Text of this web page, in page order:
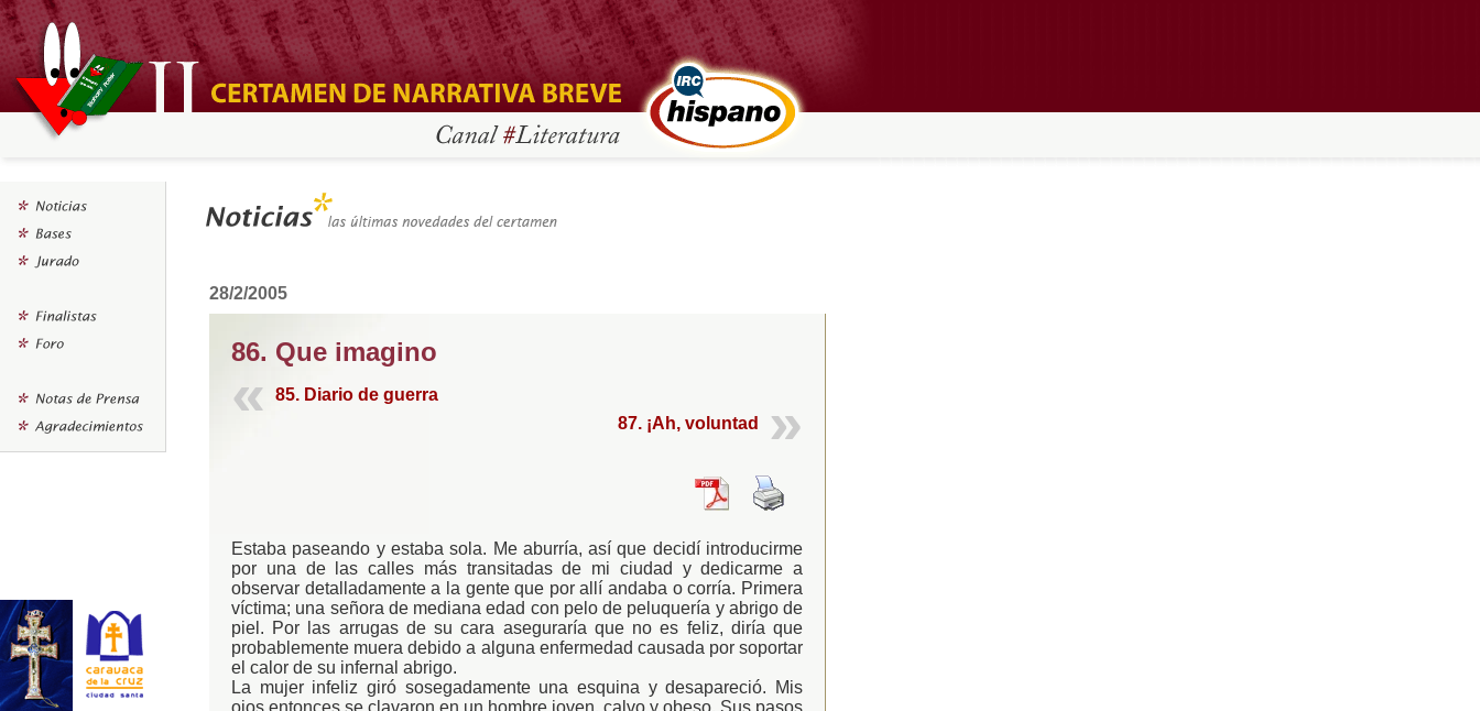
28/2/2005
86. Que imagino
85. Diario de guerra
87. ¡Ah, voluntad
Estaba paseando y estaba sola. Me aburría, así que decidí introducirme
por una de las calles más transitadas de mi ciudad y dedicarme a
observar detalladamente a la gente que por allí andaba o corría. Primera
víctima; una señora de mediana edad con pelo de peluquería y abrigo de
piel. Por las arrugas de su cara aseguraría que no es feliz, diría que
probablemente muera debido a alguna enfermedad causada por soportar
el calor de su infernal abrigo.
La mujer infeliz giró sosegadamente una esquina y desapareció. Mis
ojos entonces se clavaron en un hombre joven, calvo y obeso. Sus pasos